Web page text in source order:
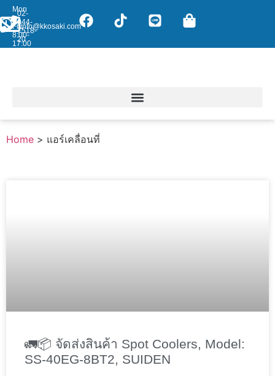
02-
044-
7518-
20
info@kkosaki.com
Mon
-
Fri:
8:00-
17:00
Home > แอร์เคลื่อนที่
🚛📦 จัดส่งสินค้า Spot Coolers, Model:
SS-40EG-8BT2, SUIDEN